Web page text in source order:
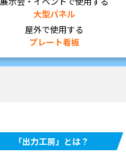
大型パネル
屋外で使用する
プレート看板
「出力工房」とは？